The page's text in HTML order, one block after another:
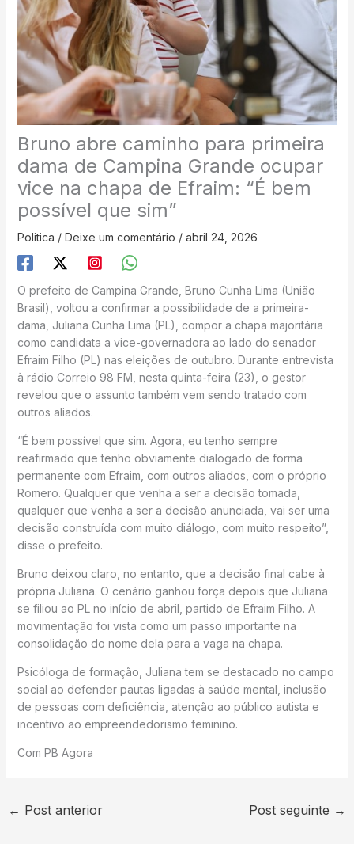
Bruno abre caminho para primeira
dama de Campina Grande ocupar
vice na chapa de Efraim: “É bem
possível que sim”
Politica / Deixe um comentário / abril 24, 2026
O prefeito de Campina Grande, Bruno Cunha Lima (União
Brasil), voltou a confirmar a possibilidade de a primeira-
dama, Juliana Cunha Lima (PL), compor a chapa majoritária
como candidata a vice-governadora ao lado do senador
Efraim Filho (PL) nas eleições de outubro. Durante entrevista
à rádio Correio 98 FM, nesta quinta-feira (23), o gestor
revelou que o assunto também vem sendo tratado com
outros aliados.
“É bem possível que sim. Agora, eu tenho sempre
reafirmado que tenho obviamente dialogado de forma
permanente com Efraim, com outros aliados, com o próprio
Romero. Qualquer que venha a ser a decisão tomada,
qualquer que venha a ser a decisão anunciada, vai ser uma
decisão construída com muito diálogo, com muito respeito”,
disse o prefeito.
Bruno deixou claro, no entanto, que a decisão final cabe à
própria Juliana. O cenário ganhou força depois que Juliana
se filiou ao PL no início de abril, partido de Efraim Filho. A
movimentação foi vista como um passo importante na
consolidação do nome dela para a vaga na chapa.
Psicóloga de formação, Juliana tem se destacado no campo
social ao defender pautas ligadas à saúde mental, inclusão
de pessoas com deficiência, atenção ao público autista e
incentivo ao empreendedorismo feminino.
Com PB Agora
← Post anterior Post seguinte →